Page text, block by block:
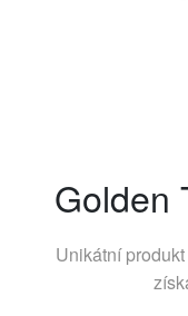
Golden
Unikátní